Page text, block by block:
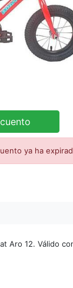
ya ha
Aro 12. Válido